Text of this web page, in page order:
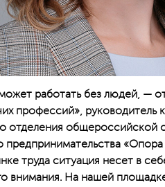
работать без людей, —
профессий»,
отделения общероссийской
предпринимательства
труда ситуация несет в
внимания. На нашей